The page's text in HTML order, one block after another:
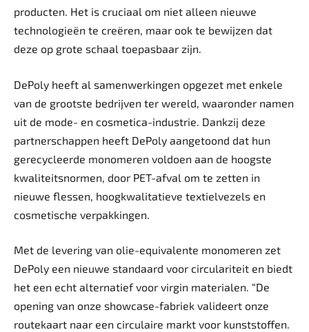
producten. Het is cruciaal om niet alleen nieuwe
technologieën te creëren, maar ook te bewijzen dat
deze op grote schaal toepasbaar zijn.
DePoly heeft al samenwerkingen opgezet met enkele
van de grootste bedrijven ter wereld, waaronder namen
uit de mode- en cosmetica-industrie. Dankzij deze
partnerschappen heeft DePoly aangetoond dat hun
gerecycleerde monomeren voldoen aan de hoogste
kwaliteitsnormen, door PET-afval om te zetten in
nieuwe flessen, hoogkwalitatieve textielvezels en
cosmetische verpakkingen.
Met de levering van olie-equivalente monomeren zet
DePoly een nieuwe standaard voor circulariteit en biedt
het een echt alternatief voor virgin materialen. “De
opening van onze showcase-fabriek valideert onze
routekaart naar een circulaire markt voor kunststoffen.